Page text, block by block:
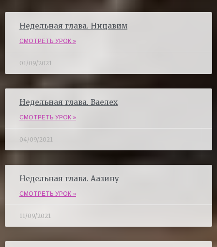
Недельная глава. Ницавим
СМОТРЕТЬ УРОК »
01/09/2021
Недельная глава. Ваелех
СМОТРЕТЬ УРОК »
04/09/2021
Недельная глава. Аазину
СМОТРЕТЬ УРОК »
11/09/2021